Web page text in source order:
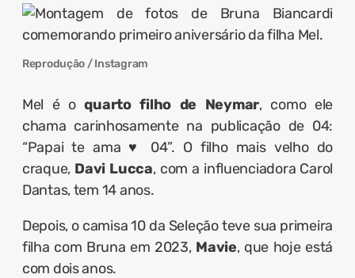
Reprodução / Instagram
Mel é oquarto filho de Neymar, como ele
chama carinhosamente na publicação de 04:
“Papai te ama ♥️ 04”. O filho mais velho do
craque, Davi Lucca, com a influenciadora Carol
Dantas, tem 14 anos.
Depois, o camisa 10 da Seleção teve sua primeira
filha com Bruna em 2023, Mavie, que hoje está
com dois anos.